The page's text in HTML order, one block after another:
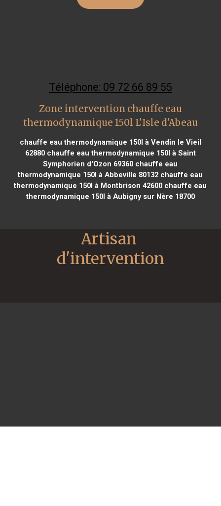
Téléphone: 09 72 66 89 55
Zone intervention chauffe eau
thermodynamique 150l L'Isle d'Abeau
chauffe eau thermodynamique 150l à Vendin le Vieil
62880chauffe eau thermodynamique 150l à Saint
Symphorien d'Ozon 69360 chauffe eau
thermodynamique 150l à Abbeville 80132 chauffe eau
thermodynamique 150l à Montbrison 42600 chauffe eau
thermodynamique 150l à Aubigny sur Nère 18700
Artisan
d'intervention